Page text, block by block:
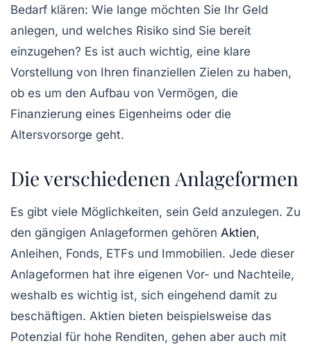
Bedarf klären: Wie lange möchten Sie Ihr Geld
anlegen, und welches Risiko sind Sie bereit
einzugehen? Es ist auch wichtig, eine klare
Vorstellung von Ihren finanziellen Zielen zu haben,
ob es um den Aufbau von Vermögen, die
Finanzierung eines Eigenheims oder die
Altersvorsorge geht.
Die verschiedenen Anlageformen
Es gibt viele Möglichkeiten, sein Geld anzulegen. Zu
den gängigen Anlageformen gehören Aktien,
Anleihen, Fonds, ETFs und Immobilien. Jede dieser
Anlageformen hat ihre eigenen Vor- und Nachteile,
weshalb es wichtig ist, sich eingehend damit zu
beschäftigen. Aktien bieten beispielsweise das
Potenzial für hohe Renditen, gehen aber auch mit